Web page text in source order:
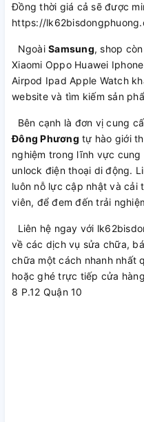
Đồng thời giá cả sẽ được
https://
Ngoài Samsung, shop
Xiaomi Oppo Huawei
Airpod Ipad Apple Watch
website và tìm kiếm sản
Bên cạnh là đơn vị cung
Đông Phương tự hào giới
nghiệm trong lĩnh vực
unlock điện thoại di động.
luôn nỗ lực cập nhật và cải
viên, để đem đến trải
Liên hệ ngay với
về các dịch vụ sửa chữa,
chữa một cách nhanh nhất
hoặc ghé trực tiếp cửa
8 P.12 Quận 10